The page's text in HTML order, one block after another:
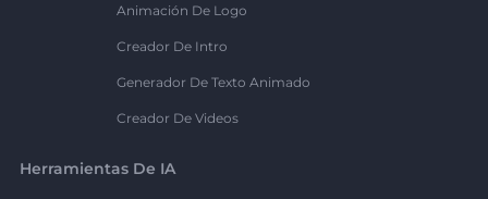
Animación De Logo
Creador De Intro
Generador De Texto Animado
Creador De Videos
Herramientas De IA